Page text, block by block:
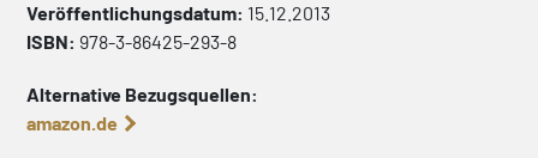
Veröffentlichungsdatum: 15.12.2013
ISBN: 978-3-86425-293-8
Alternative Bezugsquellen:
amazon.de